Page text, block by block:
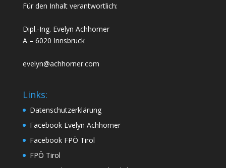
Für den Inhalt verantwortlich:
Dipl.-Ing. Evelyn Achhorner
A – 6020 Innsbruck
evelyn@achhorner.com
Links:
Datenschutzerklärung
Facebook Evelyn Achhorner
Facebook FPÖ Tirol
FPÖ Tirol